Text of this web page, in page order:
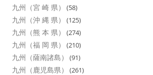
九州（宮 崎 県） (58)
九州（沖 縄 県） (125)
九州（熊 本 県） (274)
九州（福 岡 県） (210)
九州（薩南諸島） (91)
九州（鹿児島県） (261)